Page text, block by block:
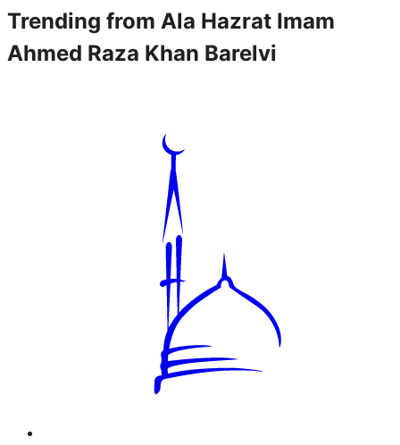
Trending from Ala Hazrat Imam
Ahmed Raza Khan Barelvi